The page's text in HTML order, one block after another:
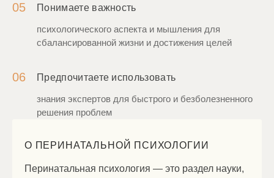
05 Понимаете важность
психологического аспекта и мышления для
сбалансированной жизни и достижения целей
06 Предпочитаете использовать
знания экспертов для быстрого и безболезненного
решения проблем
О ПЕРИНАТАЛЬНОЙ ПСИХОЛОГИИ
Перинатальная психология — это раздел науки,